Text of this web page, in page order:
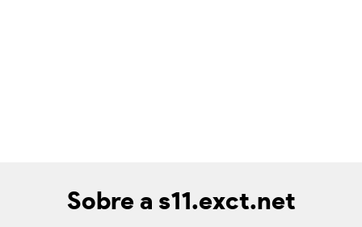
Sobre a s11.exct.net